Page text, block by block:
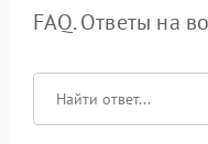
FAQ. Ответы на